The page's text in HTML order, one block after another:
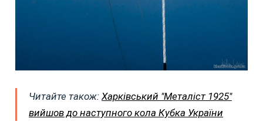
Читайте також: Харківський "Металіст 1925"
вийшов до наступного кола Кубка України